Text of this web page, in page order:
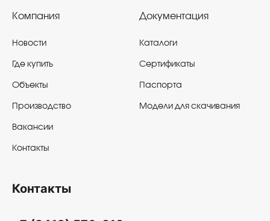
Компания
Новости
Где купить
Объекты
Производство
Вакансии
Контакты
Документация
Каталоги
Сертификаты
Паспорта
Модели для скачивания
Контакты